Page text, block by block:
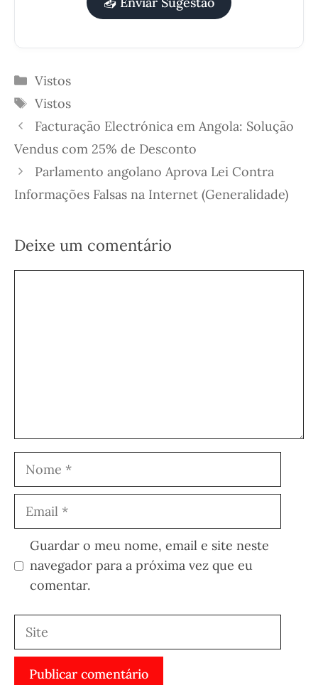
Categorias
Vistos
Etiquetas
Vistos
Facturação Electrónica em Angola: Solução
Vendus com 25% de Desconto
Parlamento angolano Aprova Lei Contra
Informações Falsas na Internet (Generalidade)
Deixe um comentário
Nome
Email
Guardar o meu nome, email e site neste
navegador para a próxima vez que eu
comentar.
Site